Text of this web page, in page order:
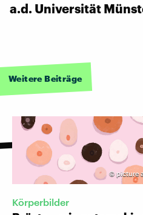
a.d. Universität
Weitere Beiträge
© picture
Körperbilder